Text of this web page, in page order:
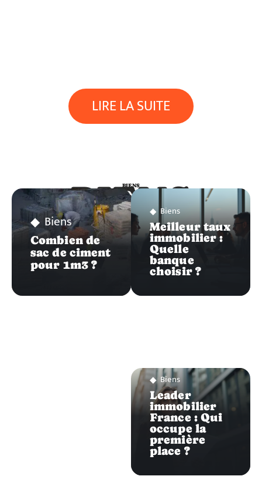
LIRE LA SUITE
BIENS
BIENS
Biens
Combien de
sac de ciment
pour 1m3 ?
Biens
Meilleur taux
immobilier :
Quelle
banque
choisir ?
Biens
Leader
immobilier
France : Qui
occupe la
première
place ?